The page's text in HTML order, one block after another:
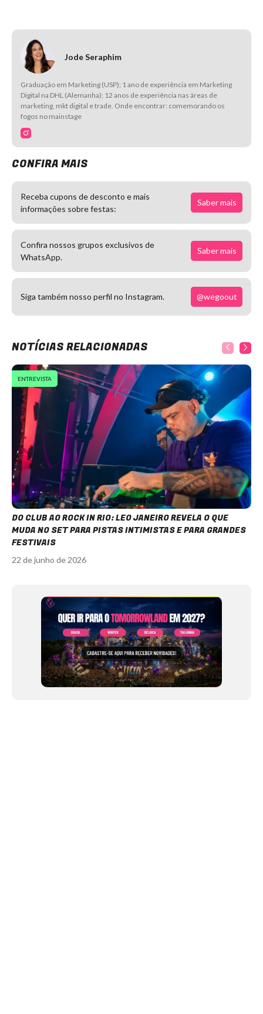
Jode Seraphim
Graduação em Marketing (USP); 1 ano de experiência em Marketing
Digital na DHL (Alemanha); 12 anos de experiência nas áreas de
marketing, mkt digital e trade. Onde encontrar: comemorando os
fogos no mainstage
CONFIRA MAIS
Receba cupons de desconto e mais
informações sobre festas:
Saber mais
Confira nossos grupos exclusivos de
WhatsApp.
Saber mais
Siga também nosso perfil no Instagram. @wegoout
NOTÍCIAS RELACIONADAS
ENTREVISTA
DO CLUB AO ROCK IN RIO: LEO JANEIRO REVELA O QUE
MUDA NO SET PARA PISTAS INTIMISTAS E PARA GRANDES
FESTIVAIS
22 de junho de 2026